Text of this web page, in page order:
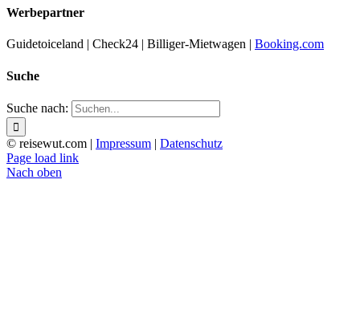
Werbepartner
Guidetoiceland | Check24 | Billiger-Mietwagen | Booking.com
Suche
Suche nach:
© reisewut.com | Impressum | Datenschutz
Page load link
Nach oben